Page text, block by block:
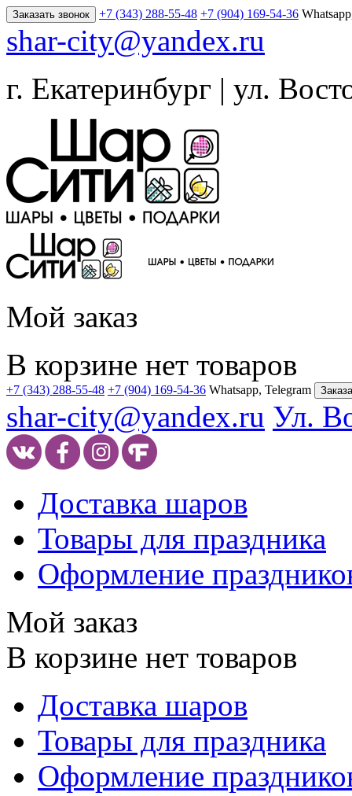
Заказать звонок +7 (343) 288-55-48 +7 (904) 169-54-36
shar-city@yandex.ru
г. Екатеринбург | ул.
Мой заказ
В корзине нет товаров
+7 (343) 288-55-48 +7 (904) 169-54-36 Whatsapp, Telegram
shar-city@yandex.ru Ул.
Доставка шаров
Товары для праздника
Оформление
Мой заказ
В корзине нет товаров
Доставка шаров
Товары для праздника
Оформление